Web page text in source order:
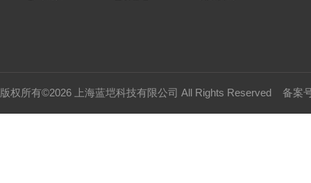
版权所有©2026 上海蓝垲科技有限公司 All Rights Reserved 备案